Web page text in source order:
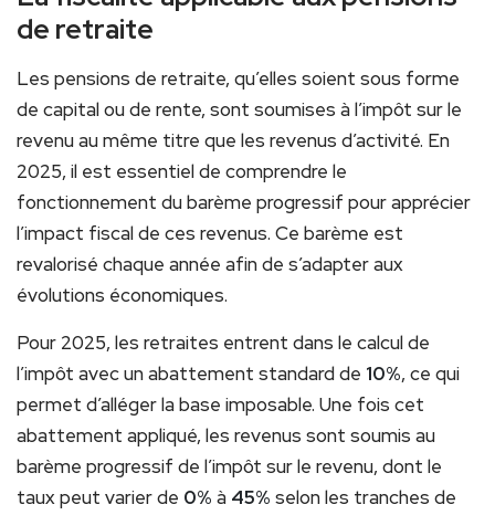
de retraite
Les pensions de retraite, qu’elles soient sous forme
de capital ou de rente, sont soumises à l’impôt sur le
revenu au même titre que les revenus d’activité. En
2025, il est essentiel de comprendre le
fonctionnement du barème progressif pour apprécier
l’impact fiscal de ces revenus. Ce barème est
revalorisé chaque année afin de s’adapter aux
évolutions économiques.
Pour 2025, les retraites entrent dans le calcul de
l’impôt avec un abattement standard de 10%, ce qui
permet d’alléger la base imposable. Une fois cet
abattement appliqué, les revenus sont soumis au
barème progressif de l’impôt sur le revenu, dont le
taux peut varier de 0% à 45% selon les tranches de